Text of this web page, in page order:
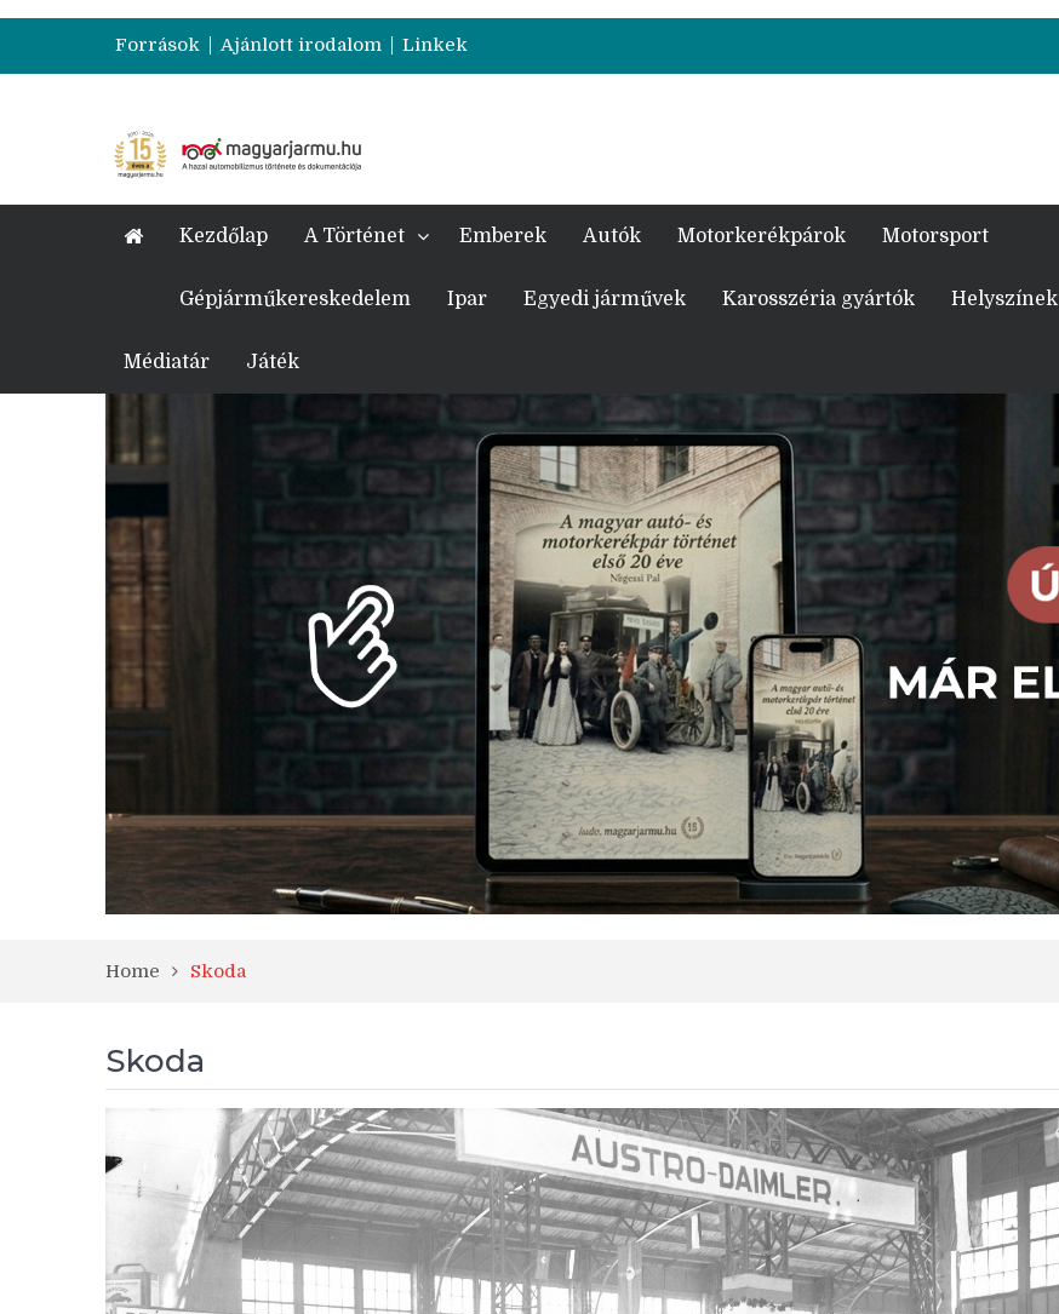
Források Ajánlott irodalom Linkek
Kezdőlap A Történet Emberek Autók Motorkerékpárok Motorsport
Gépjárműkereskedelem Ipar Egyedi járművek Karosszéria gyártók Helyszínek
Médiatár Játék
Home Skoda
Skoda